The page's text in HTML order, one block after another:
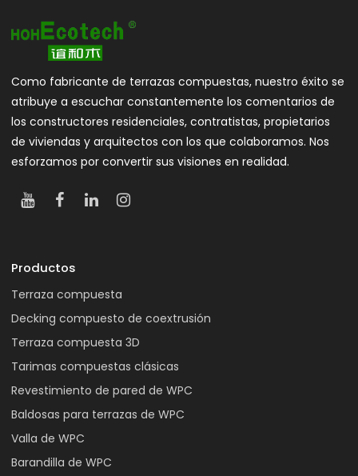
Como fabricante de terrazas compuestas, nuestro éxito se
atribuye a escuchar constantemente los comentarios de
los constructores residenciales, contratistas, propietarios
de viviendas y arquitectos con los que colaboramos. Nos
esforzamos por convertir sus visiones en realidad.
Productos
Terraza compuesta
Decking compuesto de coextrusión
Terraza compuesta 3D
Tarimas compuestas clásicas
Revestimiento de pared de WPC
Baldosas para terrazas de WPC
Valla de WPC
Barandilla de WPC